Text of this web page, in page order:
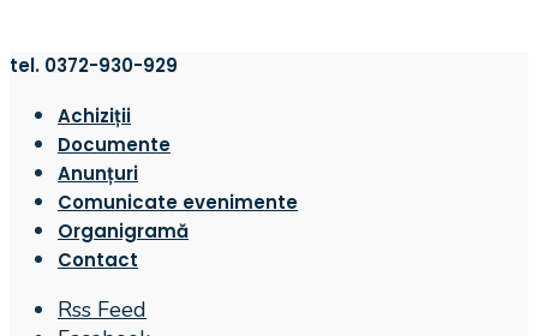
tel. 0372-930-929
Achiziții
Documente
Anunțuri
Comunicate evenimente
Organigramă
Contact
Rss Feed